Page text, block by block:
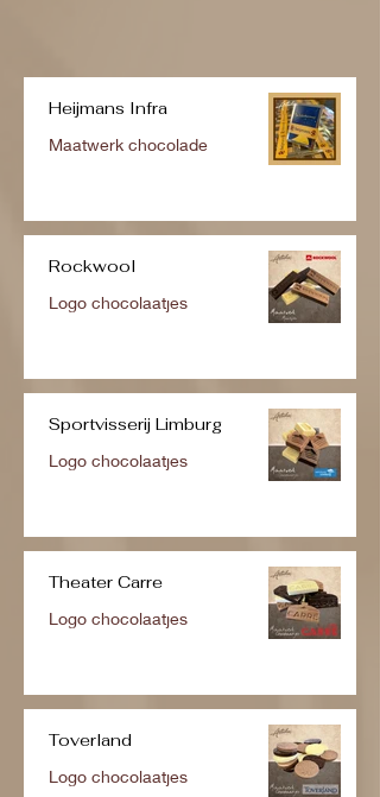
Heijmans Infra
Maatwerk chocolade
Rockwool
Logo chocolaatjes
Sportvisserij Limburg
Logo chocolaatjes
Theater Carre
Logo chocolaatjes
Toverland
Logo chocolaatjes